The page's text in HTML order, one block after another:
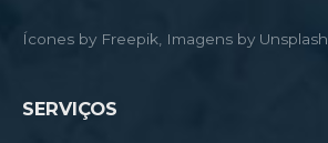
Ícones by Freepik, Imagens by Unsplash
SERVIÇOS